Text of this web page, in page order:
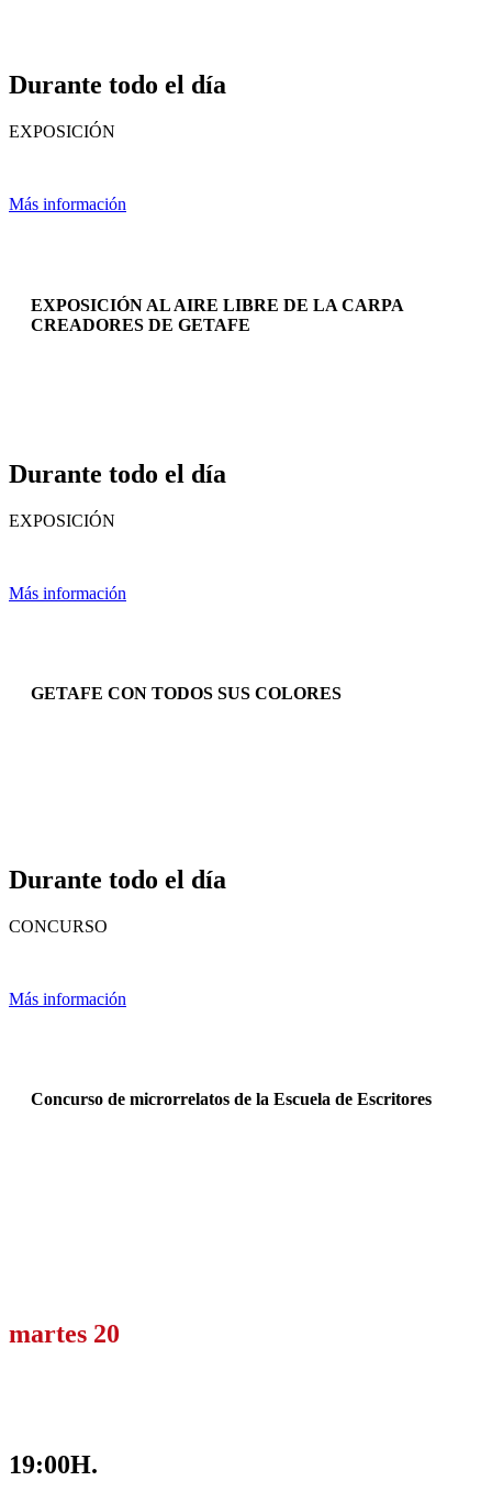
Durante todo el día
EXPOSICIÓN
Más información
EXPOSICIÓN AL AIRE LIBRE DE LA CARPA
CREADORES DE GETAFE
Durante todo el día
EXPOSICIÓN
Más información
GETAFE CON TODOS SUS COLORES
Durante todo el día
CONCURSO
Más información
Concurso de microrrelatos de la Escuela de Escritores
martes 20
19:00H.